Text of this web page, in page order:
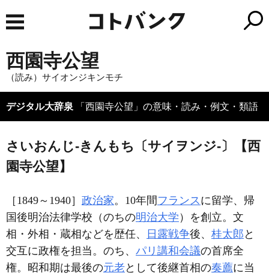
西園寺公望
（読み）サイオンジキンモチ
デジタル大辞泉 「西園寺公望」の意味・読み・例文・類語
さいおんじ‐きんもち〔サイヲンジ‐〕【西
園寺公望】
［1849～1940］ 政治家。10年間 フランスに留学、帰
国後明治法律学校（のちの明治大学 ）を創立。文
相・外相・蔵相などを歴任、
日露戦争後、 桂太郎 と
交互に政権を担当。のち、 パリ講和会議の首席全
権。昭和期は最後の元老として後継首相の奏薦に当